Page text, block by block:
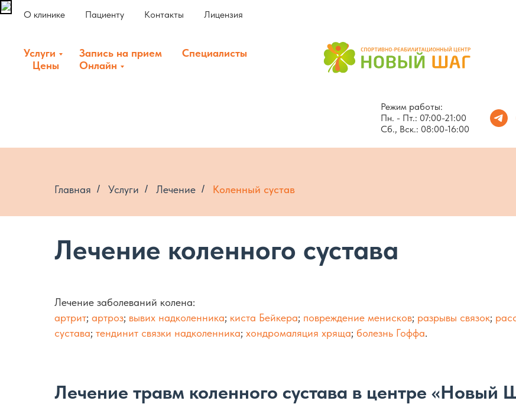
О клинике Пациенту Контакты Лицензия
Услуги Запись на прием
Специалисты
Цены
Онлайн
Режим работы:
Пн. - Пт.: 07:00-21:00
Сб., Вск.: 08:00-16:00
Главная / Услуги / Лечение / Коленный сустав
Лечение коленного сустава
Лечение заболеваний колена:
артрит; артроз; вывих надколенника; киста Бейкера; повреждение менисков; разрывы связок;
сустава; тендинит связки надколенника; хондромаляция хряща; болезнь Гоффа.
Лечение травм коленного сустава в центре «Новый